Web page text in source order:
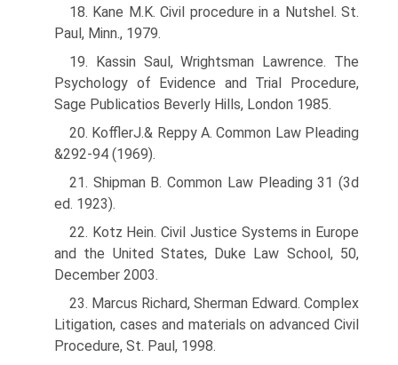
18. Kane M.K. Civil procedure in a Nutshel. St.
Paul, Minn., 1979.
19. Kassin Saul, Wrightsman Lawrence. The
Psychology of Evidence and Trial Procedure,
Sage Publicatios Beverly Hills, London 1985.
20. KofflerJ.& Reppy A. Common Law Pleading
&292-94 (1969).
21. Shipman B. Common Law Pleading 31 (3d
ed. 1923).
22. Kotz Hein. Civil Justice Systems in Europe
and the United States, Duke Law School, 50,
December 2003.
23. Marcus Richard, Sherman Edward. Complex
Litigation, cases and materials on advanced Civil
Procedure, St. Paul, 1998.